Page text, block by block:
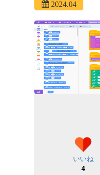
2024.04
いいね
4